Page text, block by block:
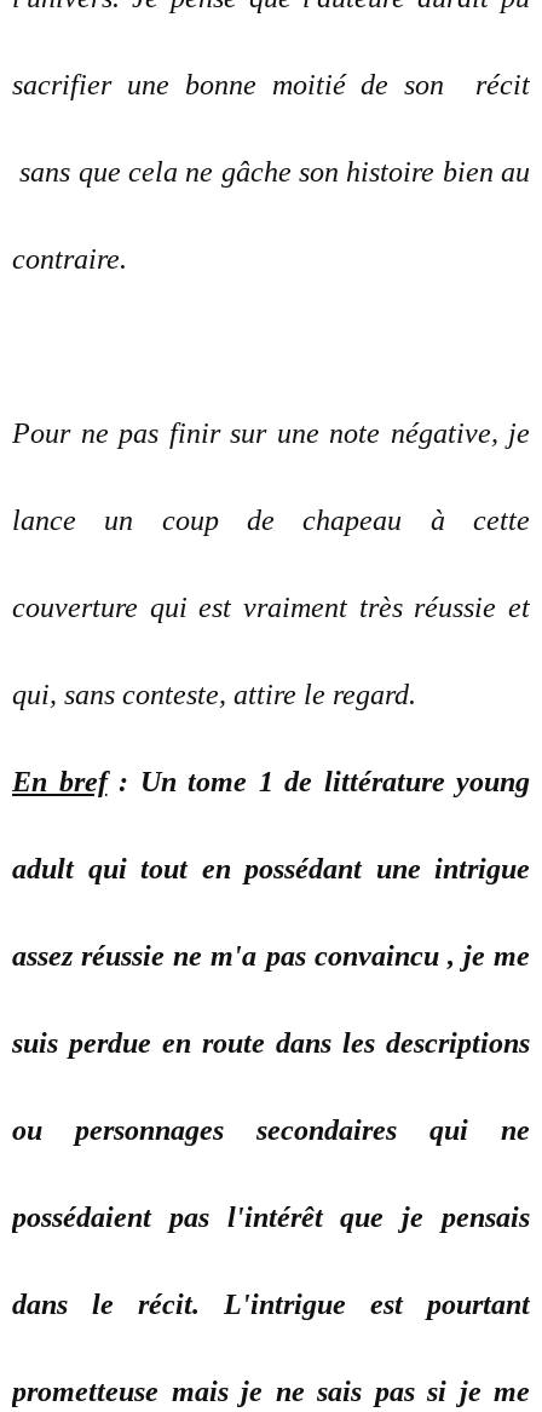
sacrifier une bonne moitié de son récit
sans que cela ne gâche son histoire bien au
contraire.
Pour ne pas finir sur une note négative, je
lance un coup de chapeau à cette
couverture qui est vraiment très réussie et
qui, sans conteste, attire le regard.
En bref: Un tome 1 de littérature young
adult qui tout en possédant une intrigue
assez réussie ne m'a pas convaincu , je me
suis perdue en route dans les descriptions
ou personnages secondaires qui ne
possédaient pas l'intérêt que je pensais
dans le récit. L'intrigue est pourtant
prometteuse mais je ne sais pas si je me